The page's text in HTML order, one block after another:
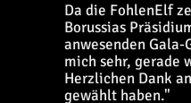
Da die FohlenElf
Borussias
anwesenden
mich sehr, gerade
Herzlichen Dank
gewählt haben."